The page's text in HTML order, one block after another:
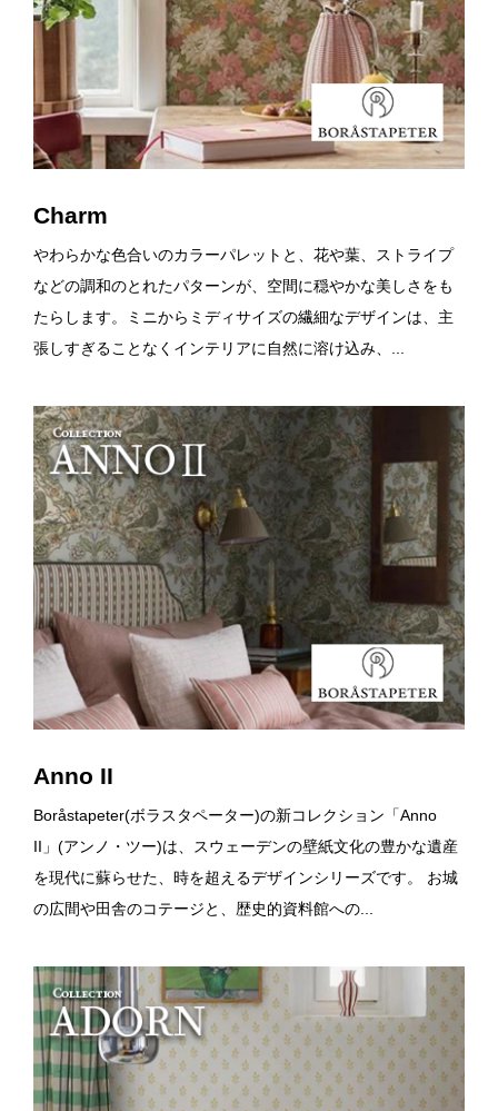
Charm
やわらかな色合いのカラーパレットと、花や葉、ストライプ
などの調和のとれたパターンが、空間に穏やかな美しさをも
たらします。ミニからミディサイズの繊細なデザインは、主
張しすぎることなくインテリアに自然に溶け込み、...
Anno II
Boråstapeter(ボラスタペーター)の新コレクション「Anno
II」(アンノ・ツー)は、スウェーデンの壁紙文化の豊かな遺産
を現代に蘇らせた、時を超えるデザインシリーズです。 お城
の広間や田舎のコテージと、歴史的資料館への...